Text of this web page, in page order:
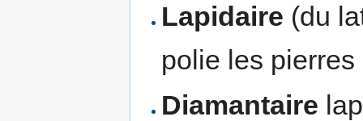
Lapidaire (du
polie les
Diamantaire